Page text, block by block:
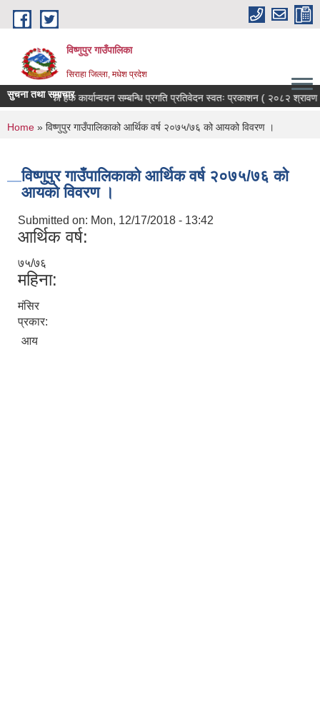
Skip to main content
विष्णुपुर गाउँपालिका
सिराहा जिल्ला, मधेश प्रदेश
सुचना तथा समाचार
सूचनाको हक कार्यान्वयन सम्बन्धि प्रगति प्रतिवेदन स्वतः प्रकाशन ( २०८२ श्रावण
You are here
Home » विष्णुपुर गाउँपालिकाको आर्थिक वर्ष २०७५/७६ को आयको विवरण ।
विष्णुपुर गाउँपालिकाको आर्थिक वर्ष २०७५/७६ को
आयको विवरण ।
Submitted on: Mon, 12/17/2018 - 13:42
आर्थिक वर्ष:
७५/७६
महिना:
मंसिर
प्रकार:
आय